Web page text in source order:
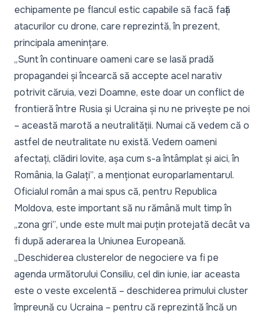
echipamente pe flancul estic capabile să facă față
atacurilor cu drone, care reprezintă, în prezent,
principala amenințare.
„Sunt în continuare oameni care se lasă pradă
propagandei și încearcă să accepte acel narativ
potrivit căruia, vezi Doamne, este doar un conflict de
frontieră între Rusia și Ucraina și nu ne privește pe noi
– această marotă a neutralității. Numai că vedem că o
astfel de neutralitate nu există. Vedem oameni
afectați, clădiri lovite, așa cum s-a întâmplat și aici, în
România, la Galați”, a menționat europarlamentarul.
Oficialul român a mai spus că, pentru Republica
Moldova, este important să nu rămână mult timp în
„zona gri”, unde este mult mai puțin protejată decât va
fi după aderarea la Uniunea Europeană.
„Deschiderea clusterelor de negociere va fi pe
agenda următorului Consiliu, cel din iunie, iar aceasta
este o veste excelentă – deschiderea primului cluster
împreună cu Ucraina – pentru că reprezintă încă un